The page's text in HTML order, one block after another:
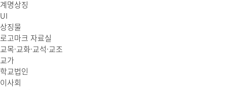
계명상징
UI
상징물
로고마크 자료실
교목·교화·교석·교조
교가
학교법인
이사회